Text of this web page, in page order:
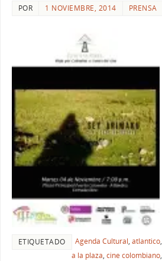
POR 1 NOVIEMBRE, 2014 PRENSA
ETIQUETADO Agenda Cultural, atlantico,
a la plaza, cine colombiano,